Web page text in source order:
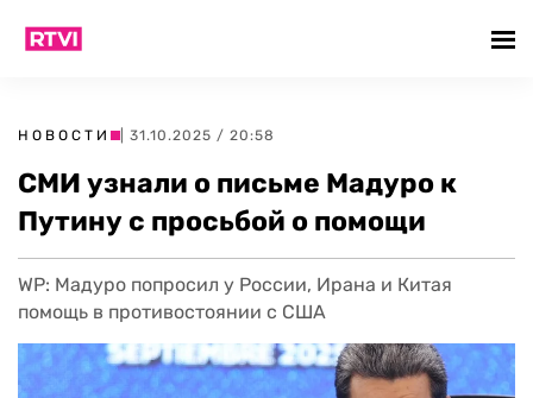
НОВОСТИ | 31.10.2025 / 20:58
СМИ узнали о письме Мадуро к
Путину с просьбой о помощи
WP: Мадуро попросил у России, Ирана и Китая
помощь в противостоянии с США